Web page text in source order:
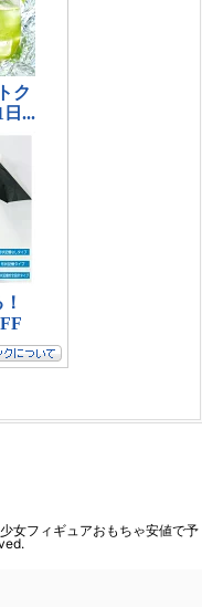
女フィギュアおもちゃ安値で予